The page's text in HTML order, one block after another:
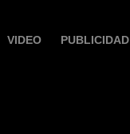
VIDEO PUBLICIDAD